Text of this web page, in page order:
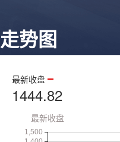
走势图
最新收盘
1444.82